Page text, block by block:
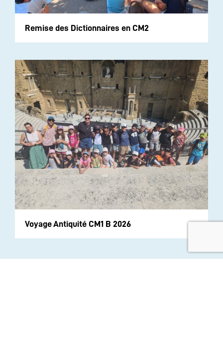
Remise des Dictionnaires en CM2
Voyage Antiquité CM1 B 2026